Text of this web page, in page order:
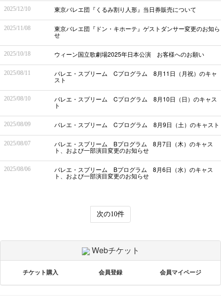
2025/12/10 東京バレエ団『くるみ割り人形』当日券販売について
2025/11/08 東京バレエ団『ドン・キホーテ』ゲストダンサー変更のお知ら
せ
2025/10/18 ウィーン国立歌劇場2025年日本公演 お客様へのお願い
2025/08/11 バレエ・スプリーム Cプログラム 8月11日（月祝）のキャ
スト
2025/08/10 バレエ・スプリーム Cプログラム 8月10日（日）のキャス
ト
2025/08/09 バレエ・スプリーム Cプログラム 8月9日（土）のキャスト
2025/08/07 バレエ・スプリーム Bプログラム 8月7日（木）のキャス
ト、および一部演目変更のお知らせ
2025/08/06 バレエ・スプリーム Bプログラム 8月6日（水）のキャス
ト、および一部演目変更のお知らせ
次の10件
Webチケット
チケット購入 会員登録 会員マイページ